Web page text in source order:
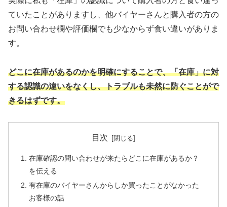
ていたことがありますし、他バイヤーさんと購入者の方の
お問い合わせ欄や評価欄でも少なからず食い違いがありま
す。
どこに在庫があるのかを明確にすることで、「在庫」に対
する認識の違いをなくし、トラブルも未然に防ぐことがで
きるはずです。
目次
在庫確認の問い合わせが来たらどこに在庫があるか？
を伝える
有在庫のバイヤーさんからしか買ったことがなかった
お客様の話